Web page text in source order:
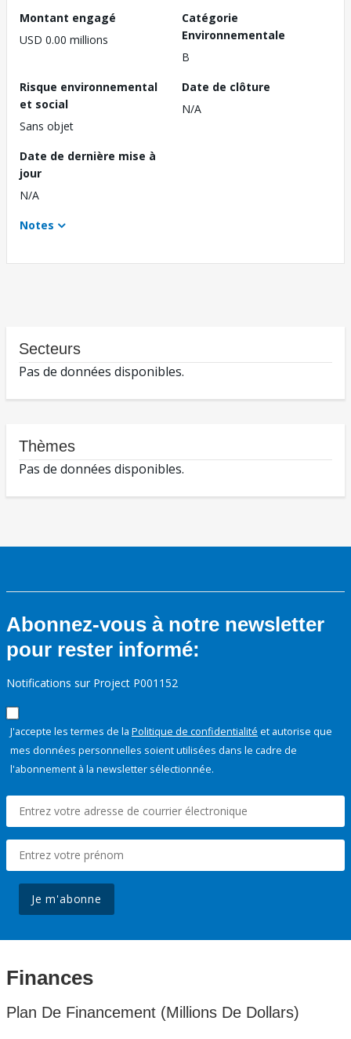
Montant engagé
USD 0.00 millions
Catégorie
Environnementale
B
Risque environnemental
et social
Sans objet
Date de clôture
N/A
Date de dernière mise à
jour
N/A
Notes
Secteurs
Pas de données disponibles.
Thèmes
Pas de données disponibles.
Abonnez-vous à notre newsletter
pour rester informé:
Notifications sur Project P001152
J'accepte les termes de la Politique de confidentialité et autorise que
mes données personnelles soient utilisées dans le cadre de
l'abonnement à la newsletter sélectionnée.
Je m'abonne
Finances
Plan De Financement (Millions De Dollars)